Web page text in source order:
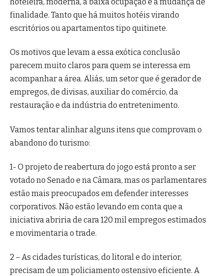
finalidade. Tanto que há muitos hotéis virando
escritórios ou apartamentos tipo quitinete.
Os motivos que levam a essa exótica conclusão
parecem muito claros para quem se interessa em
acompanhar a área. Aliás, um setor que é gerador de
empregos, de divisas, auxiliar do comércio, da
restauração e da indústria do entretenimento.
Vamos tentar alinhar alguns itens que comprovam o
abandono do turismo:
1- O projeto de reabertura do jogo está pronto a ser
votado no Senado e na Câmara, mas os parlamentares
estão mais preocupados em defender interesses
corporativos. Não estão levando em conta que a
iniciativa abriria de cara 120 mil empregos estimados
e movimentaria o trade.
2 – As cidades turísticas, do litoral e do interior,
precisam de um policiamento ostensivo eficiente. A